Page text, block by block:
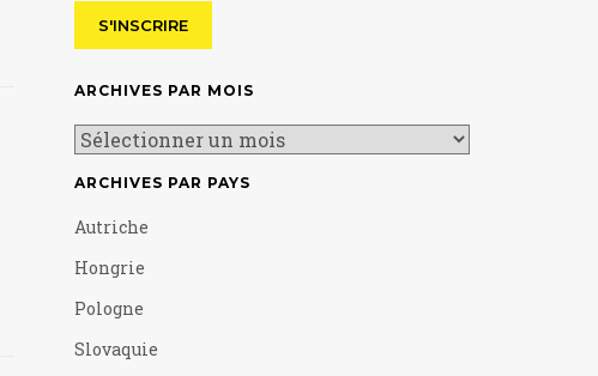
ARCHIVES PAR MOIS
ARCHIVES PAR PAYS
Autriche
Hongrie
Pologne
Slovaquie